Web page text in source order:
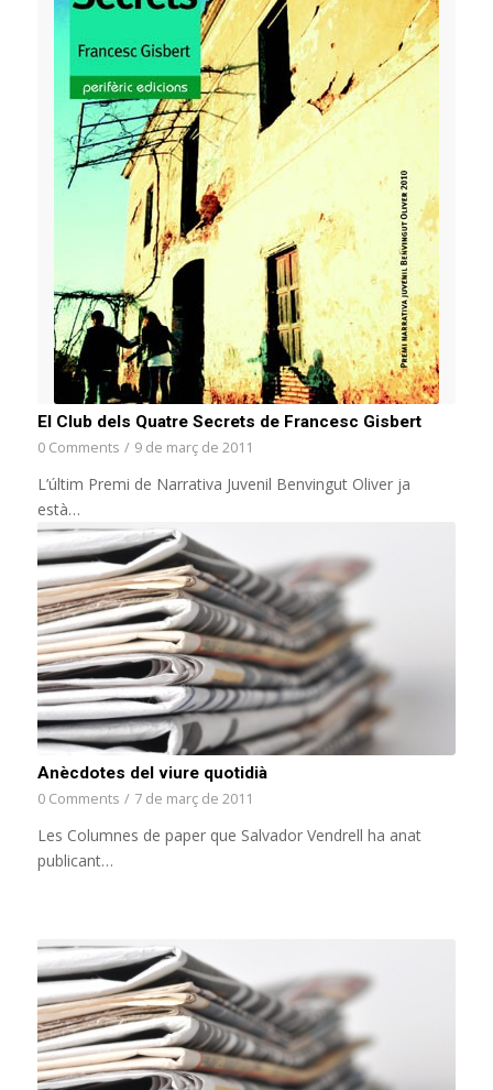
El Club dels Quatre Secrets de Francesc Gisbert
0 Comments / 9 de març de 2011
L’últim Premi de Narrativa Juvenil Benvingut Oliver ja
està…
Anècdotes del viure quotidià
0 Comments / 7 de març de 2011
Les Columnes de paper que Salvador Vendrell ha anat
publicant…